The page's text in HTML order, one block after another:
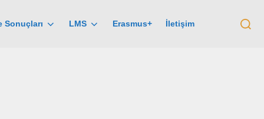
Sonuçları LMS Erasmus+ İletişim
içerik: